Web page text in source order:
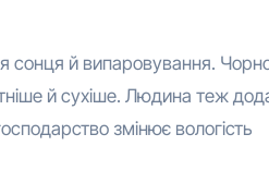
сонця й випаровування.
й сухіше. Людина теж
змінює вологість